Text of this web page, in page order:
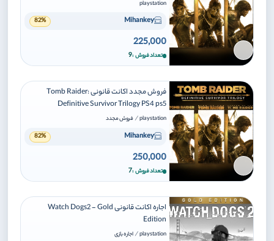
برای افزودن وارد شوید
playstation
Mihankey
82%
225,000
تعداد فروش 9
برای افزودن وارد شوید
فروش مجدد اکانت قانونی Tomb Raider:
Definitive Survivor Trilogy PS4 ps5
playstation
/ فروش مجدد
Mihankey
82%
250,000
تعداد فروش 7
اجاره اکانت قانونی Watch Dogs2 - Gold
Edition
playstation
/ اجاره بازی